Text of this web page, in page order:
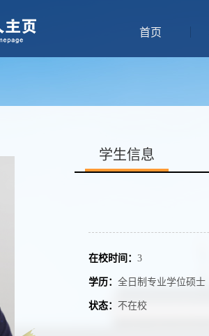
首页
学生信息
在校时间： 3
学历： 全日制专业学位硕士
状态： 不在校